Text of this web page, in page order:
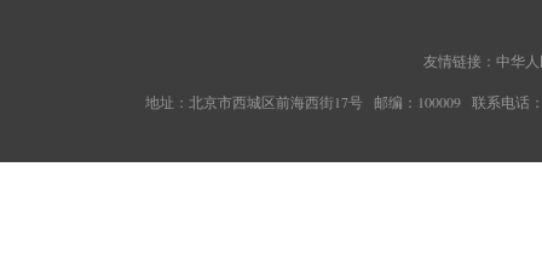
友情链接： 中华
地址：北京市西城区前海西街17号 邮编：100009 联系电话